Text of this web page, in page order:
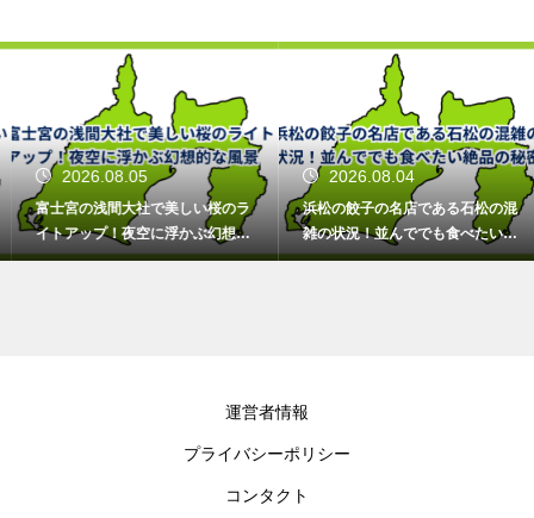
2026.08.05
富士宮の浅間大社で美しい桜のラ
イトアップ！夜空に浮かぶ幻想的
な風景
2026.08.04
浜松の餃子の名店である石松の混
雑の状況！並んででも食べたい絶
品の秘密
運営者情報
プライバシーポリシー
コンタクト